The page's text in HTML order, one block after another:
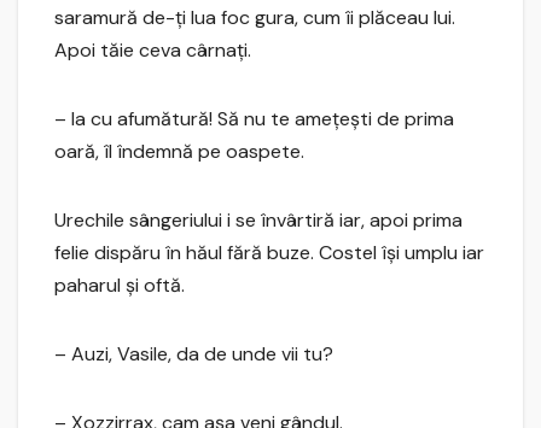
saramură de-ţi lua foc gura, cum îi plăceau lui.
Apoi tăie ceva cârnaţi.
– Ia cu afumătură! Să nu te ameţeşti de prima
oară, îl îndemnă pe oaspete.
Urechile sângeriului i se învârtiră iar, apoi prima
felie dispăru în hăul fără buze. Costel îşi umplu iar
paharul şi oftă.
– Auzi, Vasile, da de unde vii tu?
– Xozzirrax, cam aşa veni gândul.